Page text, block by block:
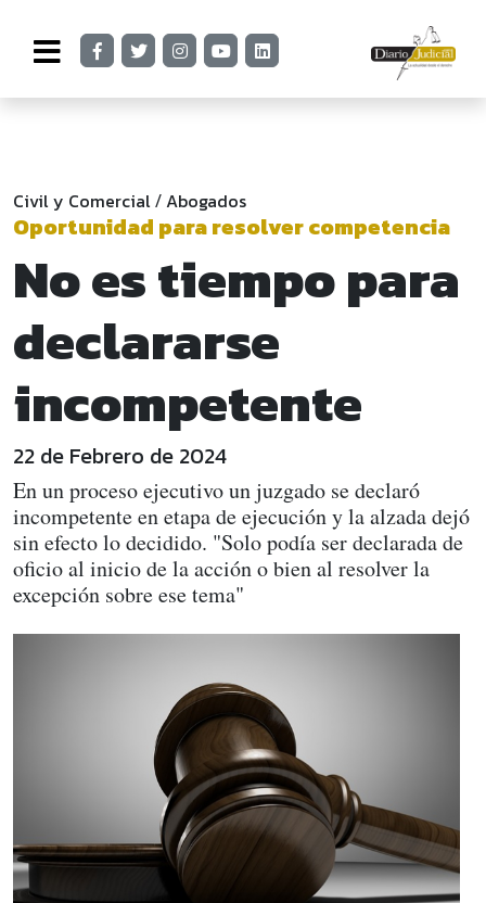
Civil y Comercial/Abogados
Oportunidad para resolver competencia
No es tiempo para
declararse
incompetente
22 de Febrero de 2024
En un proceso ejecutivo un juzgado se declaró
incompetente en etapa de ejecución y la alzada dejó
sin efecto lo decidido. "Solo podía ser declarada de
oficio al inicio de la acción o bien al resolver la
excepción sobre ese tema"